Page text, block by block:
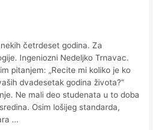
četrdeset godina. Za
Ingeniozni Nedeljko Trnavac.
pitanjem: „Recite mi koliko je ko
dvadesetak godina života?“
Ne mali deo studenata u to doba
Osim lošijeg standarda,
…